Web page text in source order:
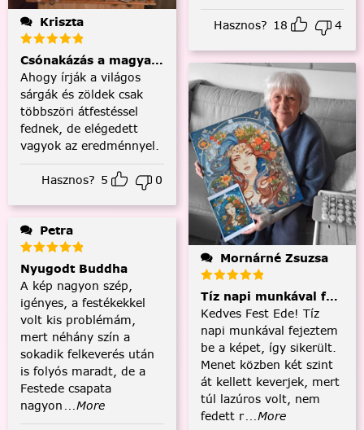
Kriszta
Csónakázás a magyar tengeren
Ahogy írják a világos
sárgák és zöldek csak
többszöri átfestéssel
fednek, de elégedett
vagyok az eredménnyel.
Hasznos? 5 0
Petra
Nyugodt Buddha
A kép nagyon szép,
igényes, a festékekkel
volt kis problémám,
mert néhány szín a
sokadik felkeverés után
is folyós maradt, de a
Festede csapata
nagyon ...More
Hasznos? 18 4
Mornárné Zsuzsa
Tíz napi munkával
Kedves Fest Ede! Tíz
napi munkával fejeztem
be a képet, így sikerült.
Menet közben két szint
át kellett keverjek, mert
túl lazúros volt, nem
fedett r...More